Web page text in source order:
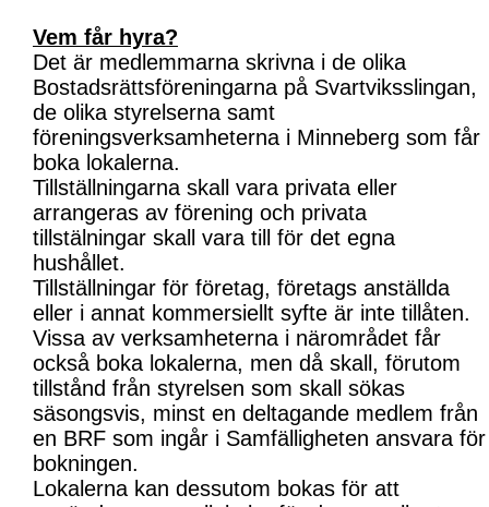
Vem får hyra?
Det är medlemmarna skrivna i de olika
Bostadsrättsföreningarna på Svartviksslingan,
de olika styrelserna samt
föreningsverksamheterna i Minneberg som får
boka lokalerna.
Tillställningarna skall vara privata eller
arrangeras av förening och privata
tillstälningar skall vara till för det egna
hushållet.
Tillställningar för företag, företags anställda
eller i annat kommersiellt syfte är inte tillåten.
Vissa av verksamheterna i närområdet får
också boka lokalerna, men då skall, förutom
tillstånd från styrelsen som skall sökas
säsongsvis, minst en deltagande medlem från
en BRF som ingår i Samfälligheten ansvara för
bokningen.
Lokalerna kan dessutom bokas för att